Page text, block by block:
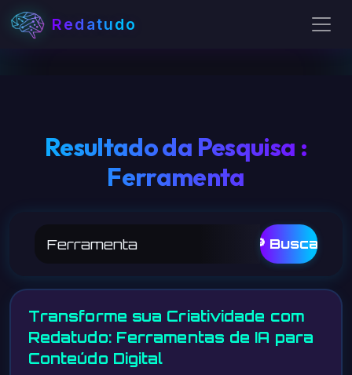
Redatudo
Resultado da Pesquisa :
Ferramenta
🔎 Buscar
Transforme sua Criatividade com
Redatudo: Ferramentas de IA para
Conteúdo Digital